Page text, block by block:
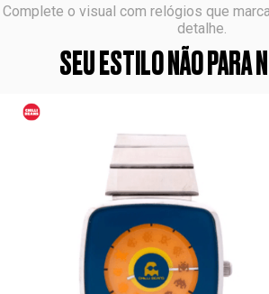
Complete o visual com relógios que
detalhe.
SEU ESTILO NÃO PARA